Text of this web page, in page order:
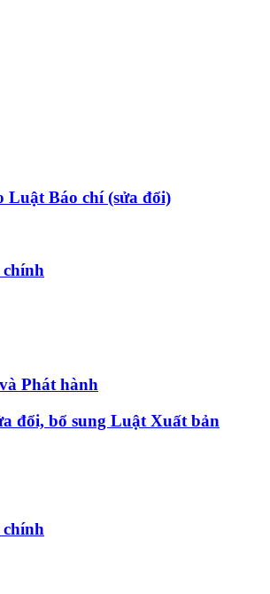
Luật Báo chí (sửa đổi)
Phát hành
đổi, bổ sung Luật Xuất bản